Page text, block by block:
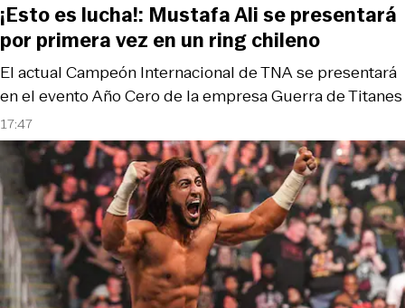
17:47
El actual Campeón Internacional de TNA se presentará
en el evento Año Cero de la empresa Guerra de Titanes
¡Esto es lucha!: Mustafa Ali se presentará
por primera vez en un ring chileno